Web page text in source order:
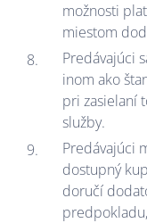
možnosti
miestom
Predávajúci
inom ako
pri zasielaní
služby.
Predávajúci
dostupný
doručí